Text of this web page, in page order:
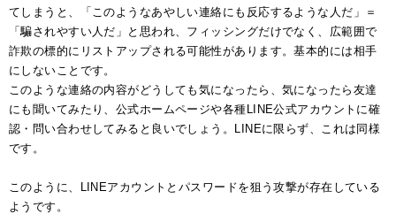
てしまうと、「このようなあやしい連絡にも反応するような人だ」＝
「騙されやすい人だ」と思われ、フィッシングだけでなく、広範囲で
詐欺の標的にリストアップされる可能性があります。基本的には相手
にしないことです。
このような連絡の内容がどうしても気になったら、気になったら友達
にも聞いてみたり、公式ホームページや各種LINE公式アカウントに確
認・問い合わせしてみると良いでしょう。LINEに限らず、これは同様
です。
このように、LINEアカウントとパスワードを狙う攻撃が存在している
ようです。